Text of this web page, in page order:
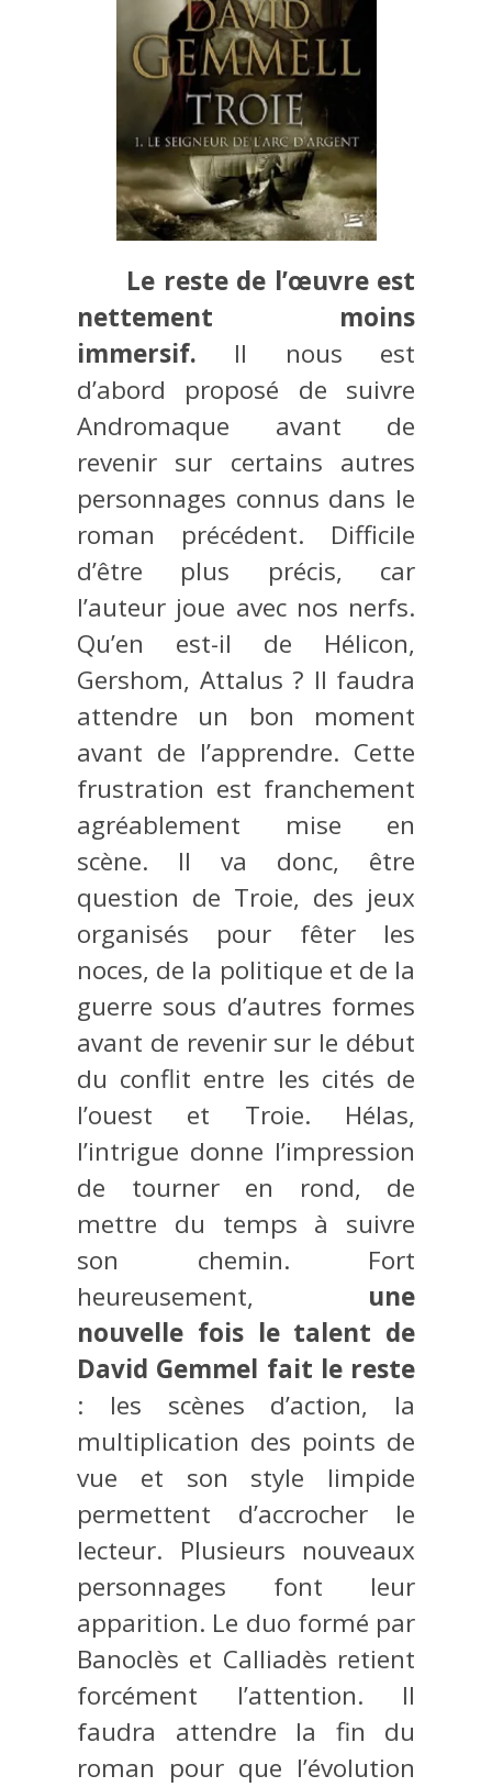
Le reste de l’œuvre est
nettement moins
immersif. Il nous est
d’abord proposé de suivre
Andromaque avant de
revenir sur certains autres
personnages connus dans le
roman précédent. Difficile
d’être plus précis, car
l’auteur joue avec nos nerfs.
Qu’en est-il de Hélicon,
Gershom, Attalus ? Il faudra
attendre un bon moment
avant de l’apprendre. Cette
frustration est franchement
agréablement mise en
scène. Il va donc, être
question de Troie, des jeux
organisés pour fêter les
noces, de la politique et de la
guerre sous d’autres formes
avant de revenir sur le début
du conflit entre les cités de
l’ouest et Troie. Hélas,
l’intrigue donne l’impression
de tourner en rond, de
mettre du temps à suivre
son chemin. Fort
heureusement, une
nouvelle fois le talent de
David Gemmel fait le reste
: les scènes d’action, la
multiplication des points de
vue et son style limpide
permettent d’accrocher le
lecteur. Plusieurs nouveaux
personnages font leur
apparition. Le duo formé par
Banoclès et Calliadès retient
forcément l’attention. Il
faudra attendre la fin du
roman pour que l’évolution